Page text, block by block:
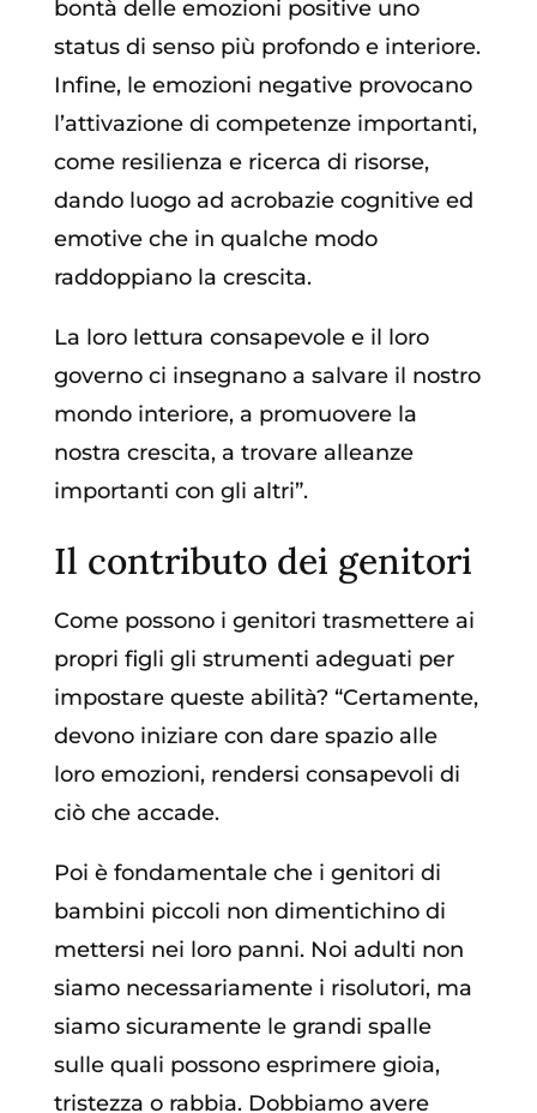
bontà delle emozioni positive uno
status di senso più profondo e interiore.
Infine, le emozioni negative provocano
l’attivazione di competenze importanti,
come resilienza e ricerca di risorse,
dando luogo ad acrobazie cognitive ed
emotive che in qualche modo
raddoppiano la crescita.
La loro lettura consapevole e il loro
governo ci insegnano a salvare il nostro
mondo interiore, a promuovere la
nostra crescita, a trovare alleanze
importanti con gli altri”.
Il contributo dei genitori
Come possono i genitori trasmettere ai
propri figli gli strumenti adeguati per
impostare queste abilità? “Certamente,
devono iniziare con dare spazio alle
loro emozioni, rendersi consapevoli di
ciò che accade.
Poi è fondamentale che i genitori di
bambini piccoli non dimentichino di
mettersi nei loro panni. Noi adulti non
siamo necessariamente i risolutori, ma
siamo sicuramente le grandi spalle
sulle quali possono esprimere gioia,
tristezza o rabbia. Dobbiamo avere